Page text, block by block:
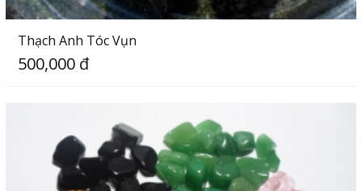
Thạch Anh Tóc Vụn
500,000 đ